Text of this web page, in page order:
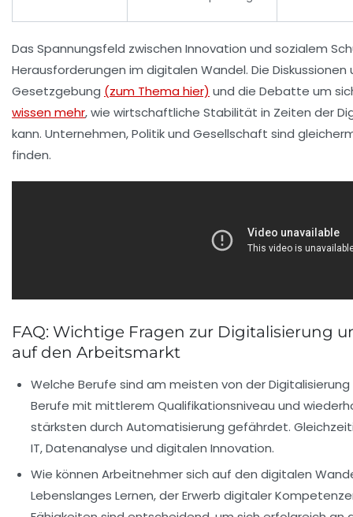
Das Spannungsfeld zwischen Innovation und sozialem
Herausforderungen im digitalen Wandel. Die
Gesetzgebung (zum Thema hier) und die Debatte um
wissen mehr, wie wirtschaftliche Stabilität in Zeiten der
kann. Unternehmen, Politik und Gesellschaft sind
finden.
FAQ: Wichtige Fragen zur Digitalisierung
auf den Arbeitsmarkt
Welche Berufe sind am meisten von der
Berufe mit mittlerem Qualifikationsniveau und
stärksten durch Automatisierung gefährdet.
IT, Datenanalyse und digitalen Innovation.
Wie können Arbeitnehmer sich auf den digitalen
Lebenslanges Lernen, der Erwerb digitaler